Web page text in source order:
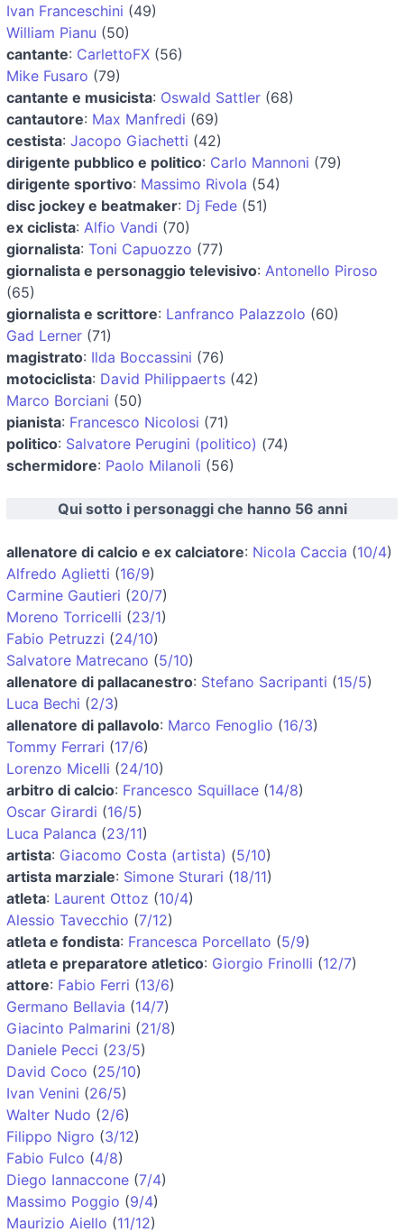
Ivan Franceschini (49)
William Pianu (50)
cantante: CarlettoFX (56)
Mike Fusaro (79)
cantante e musicista: Oswald Sattler (68)
cantautore: Max Manfredi (69)
cestista: Jacopo Giachetti (42)
dirigente pubblico e politico: Carlo Mannoni (79)
dirigente sportivo: Massimo Rivola (54)
disc jockey e beatmaker: Dj Fede (51)
ex ciclista: Alfio Vandi (70)
giornalista: Toni Capuozzo (77)
giornalista e personaggio televisivo: Antonello Piroso
(65)
giornalista e scrittore: Lanfranco Palazzolo (60)
Gad Lerner (71)
magistrato: Ilda Boccassini (76)
motociclista: David Philippaerts (42)
Marco Borciani (50)
pianista: Francesco Nicolosi (71)
politico: Salvatore Perugini (politico) (74)
schermidore: Paolo Milanoli (56)
Qui sotto i personaggi che hanno 56 anni
allenatore di calcio e ex calciatore: Nicola Caccia (10/4)
Alfredo Aglietti (16/9)
Carmine Gautieri (20/7)
Moreno Torricelli (23/1)
Fabio Petruzzi (24/10)
Salvatore Matrecano (5/10)
allenatore di pallacanestro: Stefano Sacripanti (15/5)
Luca Bechi (2/3)
allenatore di pallavolo: Marco Fenoglio (16/3)
Tommy Ferrari (17/6)
Lorenzo Micelli (24/10)
arbitro di calcio: Francesco Squillace (14/8)
Oscar Girardi (16/5)
Luca Palanca (23/11)
artista: Giacomo Costa (artista) (5/10)
artista marziale: Simone Sturari (18/11)
atleta: Laurent Ottoz (10/4)
Alessio Tavecchio (7/12)
atleta e fondista: Francesca Porcellato (5/9)
atleta e preparatore atletico: Giorgio Frinolli (12/7)
attore: Fabio Ferri (13/6)
Germano Bellavia (14/7)
Giacinto Palmarini (21/8)
Daniele Pecci (23/5)
David Coco (25/10)
Ivan Venini (26/5)
Walter Nudo (2/6)
Filippo Nigro (3/12)
Fabio Fulco (4/8)
Diego Iannaccone (7/4)
Massimo Poggio (9/4)
Maurizio Aiello (11/12)